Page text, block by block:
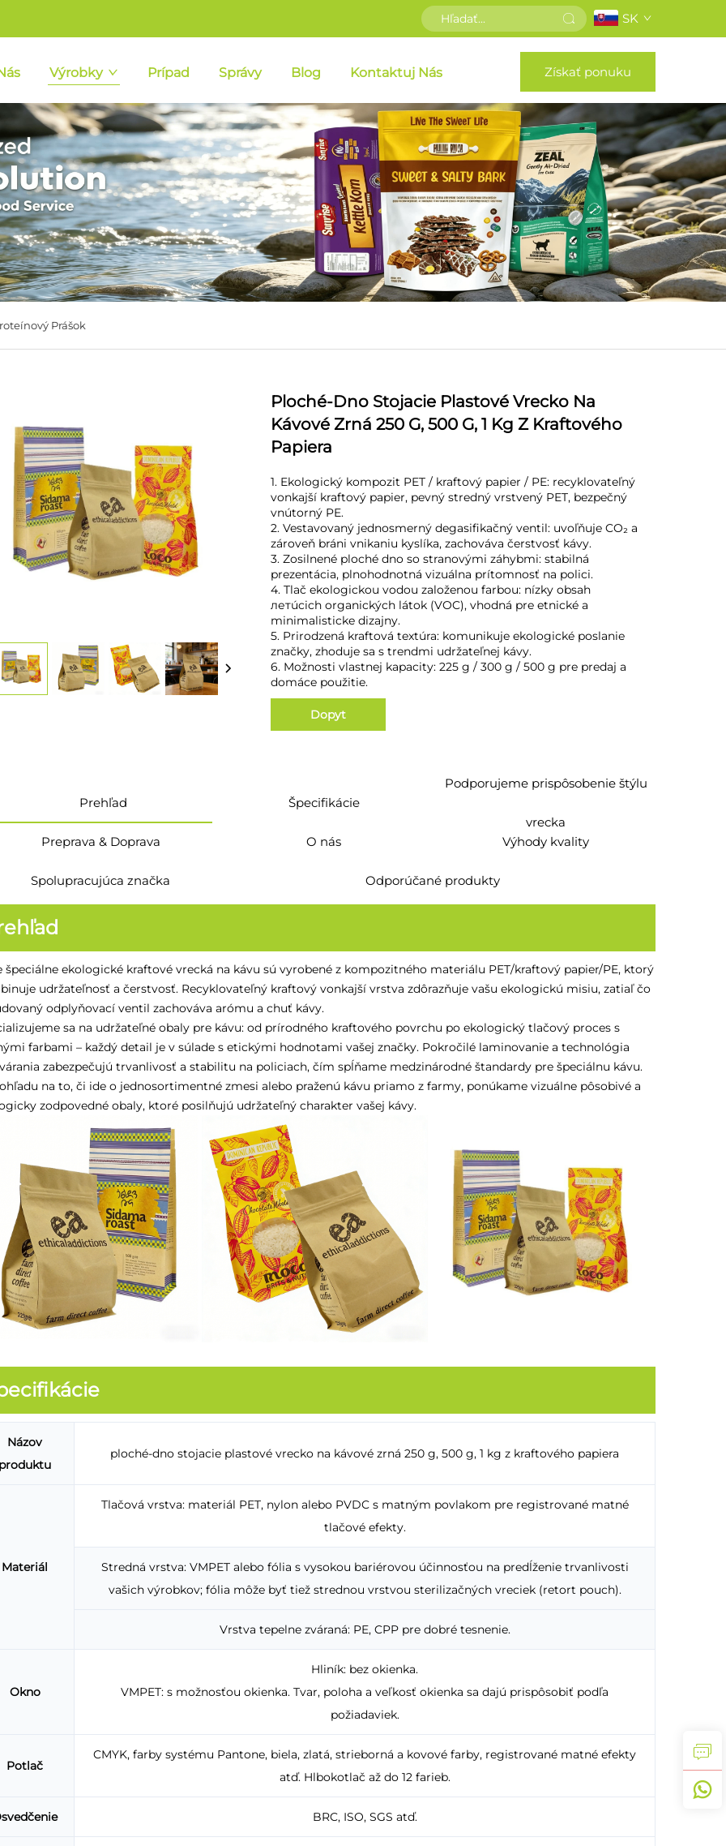
SK
Výrobky Prípad Správy Blog Kontaktuj Nás Získať ponuku
Prášok
Ploché-Dno Stojacie Plastové Vrecko Na
Kávové Zrná 250 G, 500 G, 1 Kg Z Kraftového
Papiera
1. Ekologický kompozit PET / kraftový papier / PE: recyklovateľný
vonkajší kraftový papier, pevný stredný vrstvený PET, bezpečný
vnútorný PE.
2. Vestavovaný jednosmerný degasifikačný ventil: uvoľňuje CO₂ a
zároveň bráni vnikaniu kyslíka, zachováva čerstvosť kávy.
3. Zosilnené ploché dno so stranovými záhybmi: stabilná
prezentácia, plnohodnotná vizuálna prítomnosť na polici.
4. Tlač ekologickou vodou založenou farbou: nízky obsah
летúcich organických látok (VOC), vhodná pre etnické a
minimalisticke dizajny.
5. Prirodzená kraftová textúra: komunikuje ekologické poslanie
značky, zhoduje sa s trendmi udržateľnej kávy.
6. Možnosti vlastnej kapacity: 225 g / 300 g / 500 g pre predaj a
domáce použitie.
Dopyt
Prehľad Špecifikácie
Podporujeme prispôsobenie štýlu
vrecka
Preprava & Doprava
O nás Výhody kvality
Spolupracujúca značka Odporúčané produkty
špeciálne ekologické kraftové vrecká na kávu sú vyrobené z kompozitného materiálu PET/kraftový papier/PE, ktorý
udržateľnosť a čerstvosť. Recyklovateľný kraftový vonkajší vrstva zdôrazňuje vašu ekologickú misiu, zatiaľ čo
odplyňovací ventil zachováva arómu a chuť kávy.
sa na udržateľné obaly pre kávu: od prírodného kraftového povrchu po ekologický tlačový proces s
farbami – každý detail je v súlade s etickými hodnotami vašej značky. Pokročilé laminovanie a technológia
zabezpečujú trvanlivosť a stabilitu na policiach, čím spĺňame medzinárodné štandardy pre špeciálnu kávu.
na to, či ide o jednosortimentné zmesi alebo praženú kávu priamo z farmy, ponúkame vizuálne pôsobivé a
zodpovedné obaly, ktoré posilňujú udržateľný charakter vašej kávy.
Názov
ploché-dno stojacie plastové vrecko na kávové zrná 250 g, 500 g, 1 kg z kraftového papiera
Materiál
Tlačová vrstva: materiál PET, nylon alebo PVDC s matným povlakom pre registrované matné
tlačové efekty.
Stredná vrstva: VMPET alebo fólia s vysokou bariérovou účinnosťou na predĺženie trvanlivosti
vašich výrobkov; fólia môže byť tiež strednou vrstvou sterilizačných vreciek (retort pouch).
Vrstva tepelne zváraná: PE, CPP pre dobré tesnenie.
Okno
Hliník: bez okienka.
VMPET: s možnosťou okienka. Tvar, poloha a veľkosť okienka sa dajú prispôsobiť podľa
požiadaviek.
Potlač
CMYK, farby systému Pantone, biela, zlatá, strieborná a kovové farby, registrované matné efekty
atď. Hlbokotlač až do 12 farieb.
BRC, ISO, SGS atď.